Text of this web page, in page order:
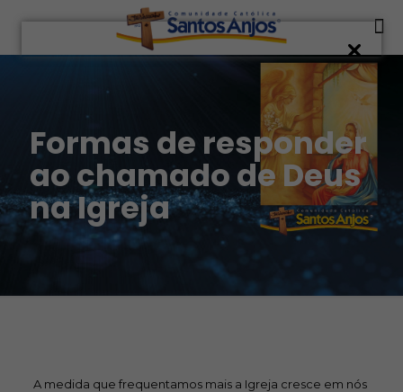
Formas de responder
ao chamado de Deus
na Igreja
A medida que frequentamos mais a Igreja cresce em nós